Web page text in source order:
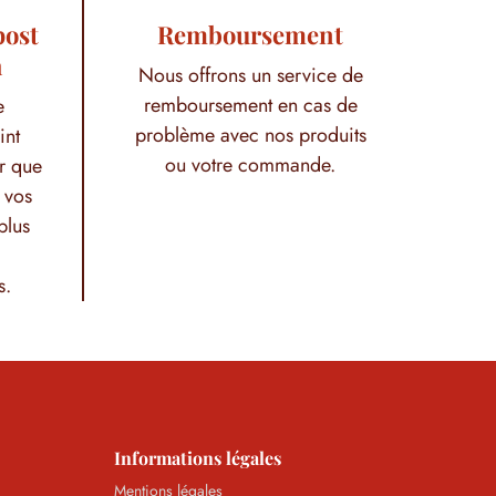
que
Remboursement
Nous offrons un service de
remboursement en cas de
problème avec nos produits
ou votre commande.
Informations légales
Mentions légales